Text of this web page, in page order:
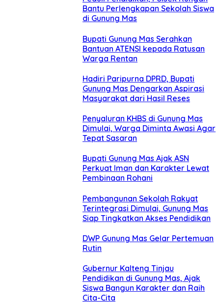
Bantu Perlengkapan Sekolah Siswa
di Gunung Mas
Bupati Gunung Mas Serahkan
Bantuan ATENSI kepada Ratusan
Warga Rentan
Hadiri Paripurna DPRD, Bupati
Gunung Mas Dengarkan Aspirasi
Masyarakat dari Hasil Reses
Penyaluran KHBS di Gunung Mas
Dimulai, Warga Diminta Awasi Agar
Tepat Sasaran
Bupati Gunung Mas Ajak ASN
Perkuat Iman dan Karakter Lewat
Pembinaan Rohani
Pembangunan Sekolah Rakyat
Terintegrasi Dimulai, Gunung Mas
Siap Tingkatkan Akses Pendidikan
DWP Gunung Mas Gelar Pertemuan
Rutin
Gubernur Kalteng Tinjau
Pendidikan di Gunung Mas, Ajak
Siswa Bangun Karakter dan Raih
Cita-Cita